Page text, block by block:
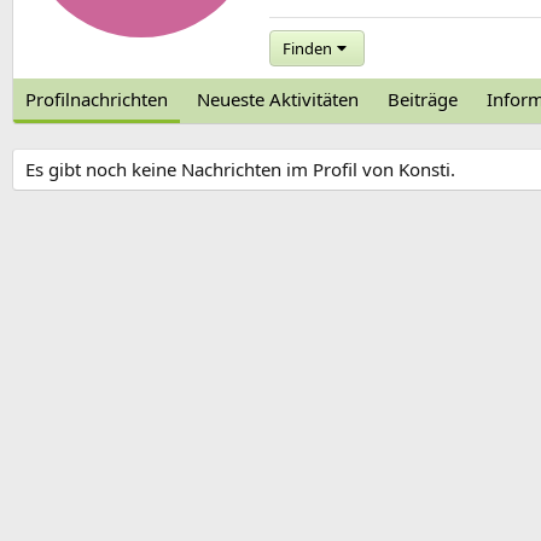
Finden
Profilnachrichten Neueste Aktivitäten Beiträge
Es gibt noch keine Nachrichten im Profil von Konsti.